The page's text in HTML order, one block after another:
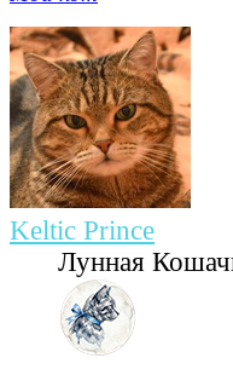
Keltic Prince
Лунная